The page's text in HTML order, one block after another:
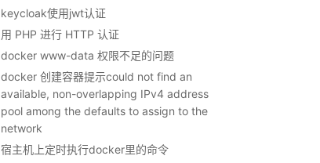
keycloak使用jwt认证
用 PHP 进行 HTTP 认证
docker www-data 权限不足的问题
docker 创建容器提示could not find an
available, non-overlapping IPv4 address
pool among the defaults to assign to the
network
宿主机上定时执行docker里的命令